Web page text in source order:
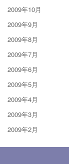
2009年10月
2009年9月
2009年8月
2009年7月
2009年6月
2009年5月
2009年4月
2009年3月
2009年2月